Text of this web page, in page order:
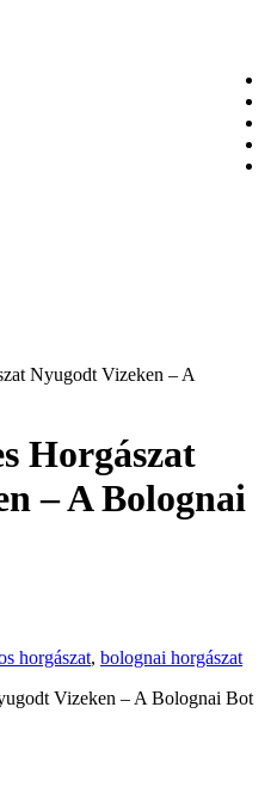
Horgászat
– A Bolognai
horgászat, bolognai horgászat